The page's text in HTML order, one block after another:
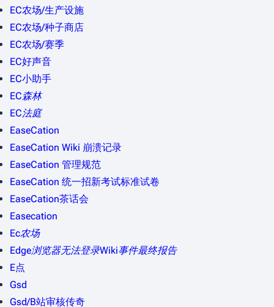
EC农场/生产设施
EC农场/种子商店
EC农场/赛季
EC好声音
EC小助手
EC森林
EC法庭
EaseCation
EaseCation Wiki 崩溃记录
EaseCation 管理规范
EaseCation 统一招新考试标准试卷
EaseCation茶话会
Easecation
Ec农场
Edge浏览器无法登录Wiki事件最终报告
E点
Gsd
Gsd/B站审核传奇